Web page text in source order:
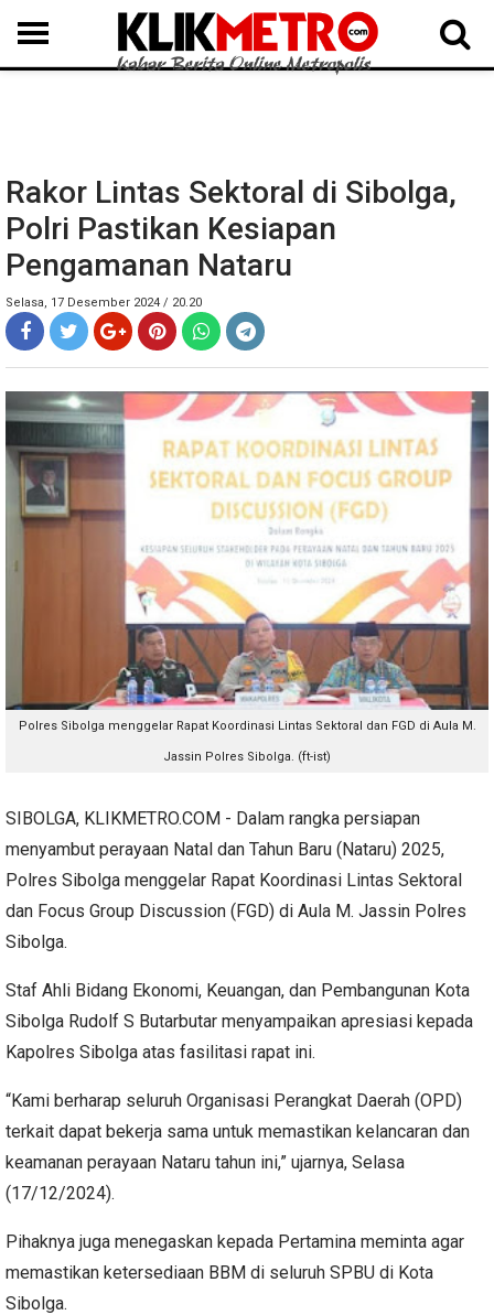
MEDAN LANGKAT DAIRI SAMOSIR TAPUT BATUBARA DELISERDANG
Rakor Lintas Sektoral di Sibolga,
Polri Pastikan Kesiapan
Pengamanan Nataru
Selasa, 17 Desember 2024 / 20.20
Polres Sibolga menggelar Rapat Koordinasi Lintas Sektoral dan FGD di Aula M.
Jassin Polres Sibolga. (ft-ist)
SIBOLGA, KLIKMETRO.COM - Dalam rangka persiapan
menyambut perayaan Natal dan Tahun Baru (Nataru) 2025,
Polres Sibolga menggelar Rapat Koordinasi Lintas Sektoral
dan Focus Group Discussion (FGD) di Aula M. Jassin Polres
Sibolga.
Staf Ahli Bidang Ekonomi, Keuangan, dan Pembangunan Kota
Sibolga Rudolf S Butarbutar menyampaikan apresiasi kepada
Kapolres Sibolga atas fasilitasi rapat ini.
“Kami berharap seluruh Organisasi Perangkat Daerah (OPD)
terkait dapat bekerja sama untuk memastikan kelancaran dan
keamanan perayaan Nataru tahun ini,” ujarnya, Selasa
(17/12/2024).
Pihaknya juga menegaskan kepada Pertamina meminta agar
memastikan ketersediaan BBM di seluruh SPBU di Kota
Sibolga.